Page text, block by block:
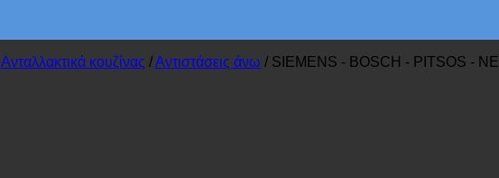
Ανταλλακτικά κουζίνας /Αντιστάσεις άνω / SIEMENS - BOSCH - PITSOS -